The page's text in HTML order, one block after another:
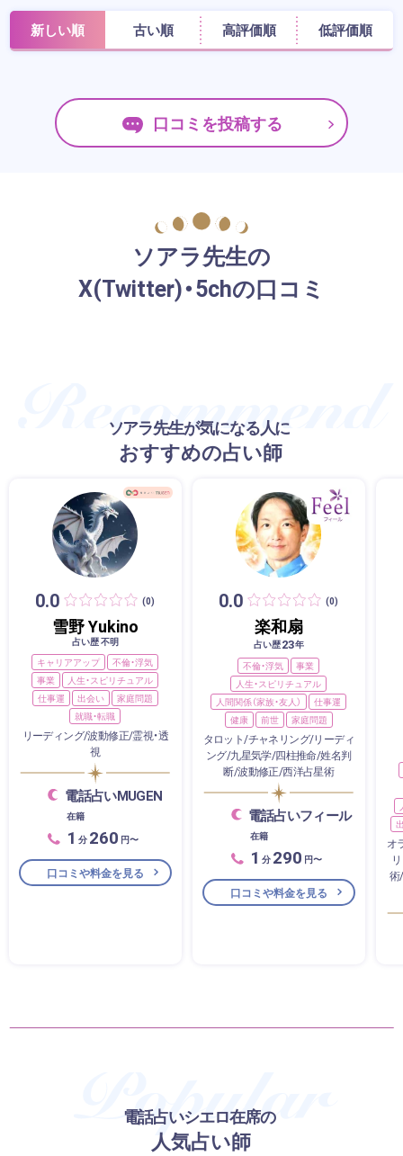
新しい順 古い順 高評価順 低評価順
口コミを投稿する
ソアラ先生の
X(Twitter)・5chの口コミ
ソアラ先生が気になる人に
おすすめの占い師
0.0 (0)
雪野 Yukino
占い歴 不明
キャリアアップ
不倫・浮気
事業
人生・スピリチュアル
仕事運
出会い
家庭問題
就職・転職
リーディング/波動修正/霊視・透
視
電話占いMUGEN
在籍
1 分 260 円〜
口コミや料金を見る
0.0 (0)
楽和扇
占い歴23年
不倫・浮気
事業
人生・スピリチュアル
人間関係（家族・友人）
仕事運
健康
前世 家庭問題
タロット/チャネリング/リーディ
ング/九星気学/四柱推命/姓名判
断/波動修正/西洋占星術
電話占いフィール
在籍
1 分 290 円〜
口コミや料金を見る
オ
術
電話占いシエロ在席の
人気占い師